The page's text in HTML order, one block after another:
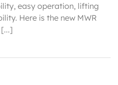
easy operation, lifting
Here is the new MWR